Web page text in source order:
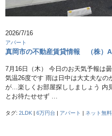
2026/7/16
アパート
真岡市の不動産賃貸情報 （株）
7月16日（木） 今日のお天気予報は
気温26度です 雨は日中は大丈夫な
が…楽しくお部屋探ししましょう 内
とお待たせせず …
タグ:2LDK |6万円台 | アパート | ネット無料